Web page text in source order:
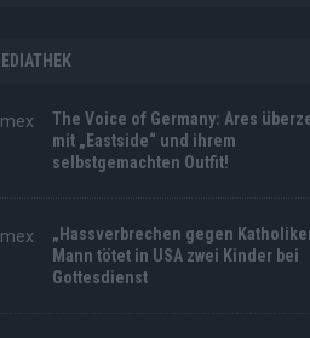
The Voice of Germany: Ares
mit „Eastside“ und ihrem
selbstgemachten Outfit!
„Hassverbrechen gegen
Mann tötet in USA zwei Kinder bei
Gottesdienst